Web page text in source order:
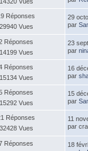
Réponses
Vues
29
par
Réponses
Vues
23
par
Réponses
Vues
16
par
Réponses
Vues
15
par
Réponses
Vues
11
par
Réponses
18